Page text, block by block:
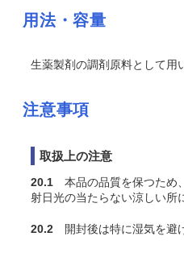
用法・容量
生薬製剤の調剤原料として用
注意事項
取扱上の注意
20.1 本品の品質を保つため
射日光の当たらない涼しい所
20.2 開封後は特に湿気を避